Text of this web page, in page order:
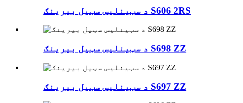
د سټینلیس سټیل بیرینګ S606 2RS
د سټینلیس سټیل بیرینګ S698 ZZ
د سټینلیس سټیل بیرینګ S697 ZZ